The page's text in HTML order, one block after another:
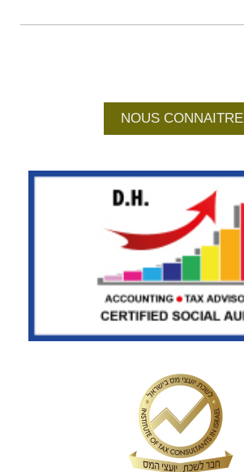
NOUS CONNAITRE